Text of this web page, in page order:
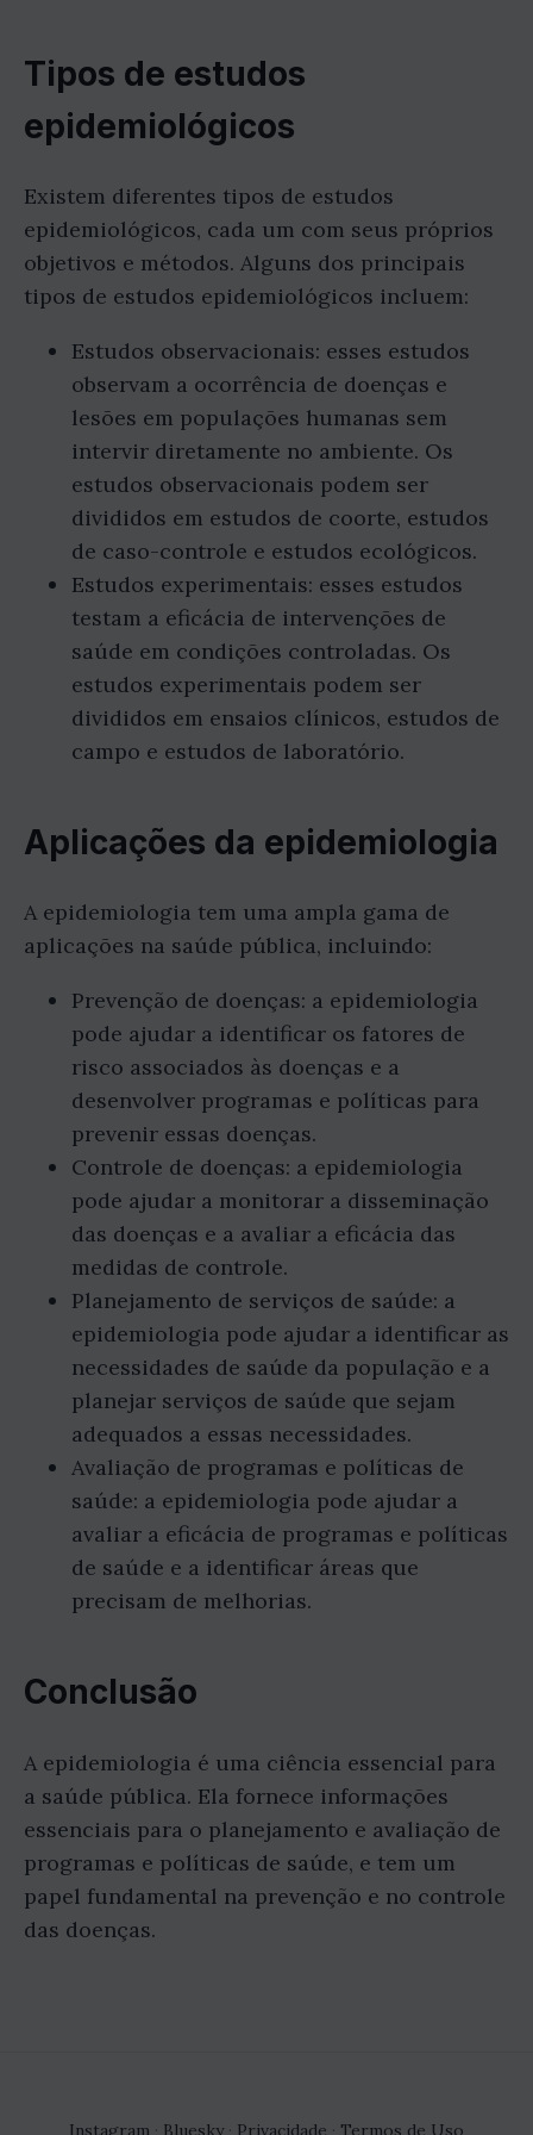
Tipos de estudos
epidemiológicos
Existem diferentes tipos de estudos
epidemiológicos, cada um com seus próprios
objetivos e métodos. Alguns dos principais
tipos de estudos epidemiológicos incluem:
Estudos observacionais: esses estudos
observam a ocorrência de doenças e
lesões em populações humanas sem
intervir diretamente no ambiente. Os
estudos observacionais podem ser
divididos em estudos de coorte, estudos
de caso-controle e estudos ecológicos.
Estudos experimentais: esses estudos
testam a eficácia de intervenções de
saúde em condições controladas. Os
estudos experimentais podem ser
divididos em ensaios clínicos, estudos de
campo e estudos de laboratório.
Aplicações da epidemiologia
A epidemiologia tem uma ampla gama de
aplicações na saúde pública, incluindo:
Prevenção de doenças: a epidemiologia
pode ajudar a identificar os fatores de
risco associados às doenças e a
desenvolver programas e políticas para
prevenir essas doenças.
Controle de doenças: a epidemiologia
pode ajudar a monitorar a disseminação
das doenças e a avaliar a eficácia das
medidas de controle.
Planejamento de serviços de saúde: a
epidemiologia pode ajudar a identificar as
necessidades de saúde da população e a
planejar serviços de saúde que sejam
adequados a essas necessidades.
Avaliação de programas e políticas de
saúde: a epidemiologia pode ajudar a
avaliar a eficácia de programas e políticas
de saúde e a identificar áreas que
precisam de melhorias.
Conclusão
A epidemiologia é uma ciência essencial para
a saúde pública. Ela fornece informações
essenciais para o planejamento e avaliação de
programas e políticas de saúde, e tem um
papel fundamental na prevenção e no controle
das doenças.
Instagram · Bluesky· Privacidade · Termos de Uso